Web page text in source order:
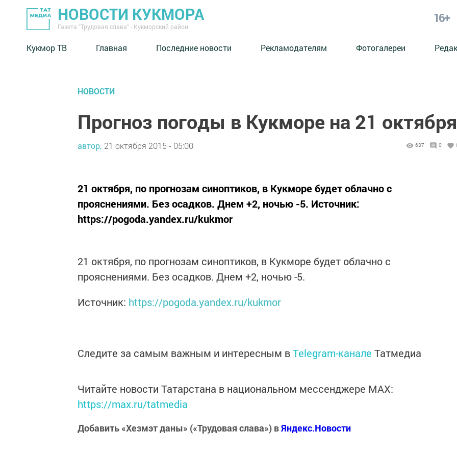
НОВОСТИ КУКМОРА
Газета "Трудовая слава" - Кукморский район
16+
Кукмор ТВ Главная Последние новости Рекламодателям Фотогалереи
НОВОСТИ
Прогноз погоды в Кукморе на 21 октября
автор, 21 октября 2015 - 05:00 637 0
21 октября, по прогнозам синоптиков, в Кукморе будет облачно с
прояснениями. Без осадков. Днем +2, ночью -5. Источник:
https://pogoda.yandex.ru/kukmor
21 октября, по прогнозам синоптиков, в Кукморе будет облачно с
прояснениями. Без осадков. Днем +2, ночью -5.
Источник: https://pogoda.yandex.ru/kukmor
Следите за самым важным и интересным вTelegram-канале Татмедиа
Читайте новости Татарстана в национальном мессенджере MАХ:
https://max.ru/tatmedia
Добавить «Хезмэт даны» («Трудовая слава») вЯндекс.Новости